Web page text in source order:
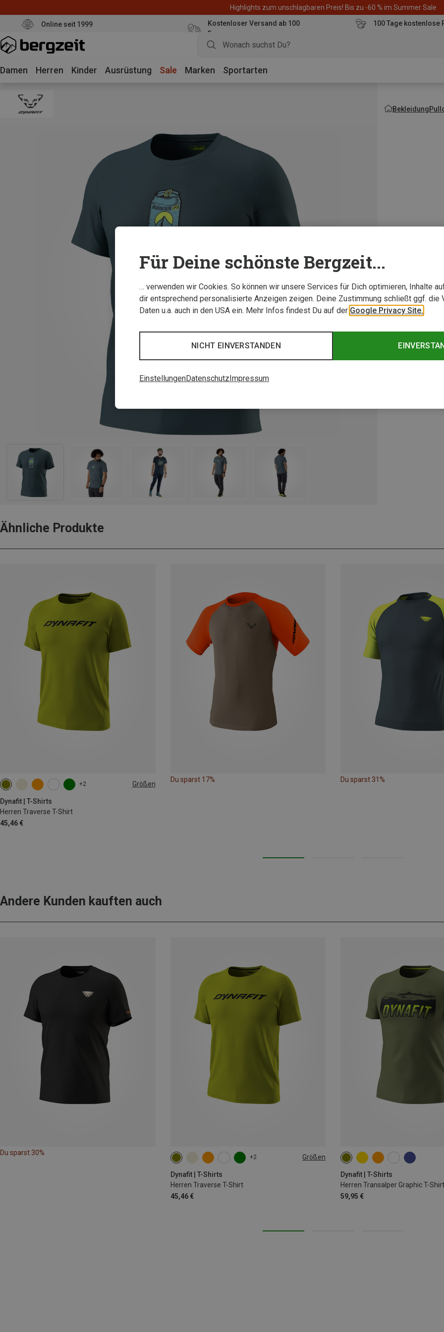
Highlights zum unschlagbaren Preis! Bis zu -60 % im Summer Sale
Online seit 1999
Kostenloser Versand ab 100
Euro
100 Tage kostenlose
Damen Herren Kinder Ausrüstung Sale Marken Sportarten
Bekleidung
Ähnliche Produkte
+2 Größen
Dynafit | T-Shirts
Herren Traverse T-Shirt
45,46 €
S L XL XXL
Du sparst 17% Du sparst 31%
Andere Kunden kauften auch
Du sparst 30%
+2 Größen
Dynafit | T-Shirts
Herren Traverse T-Shirt
45,46 €
S L XL XXL
Dynafit | T-Shirts
Herren Transalper Graphic T-Shirt
59,95 €
L XL
Für Deine schönste Bergzeit...
… verwenden wir Cookies. So können wir unsere Services für Dich optimieren, Inhalte
dir entsprechend personalisierte Anzeigen zeigen. Deine Zustimmung schließt ggf. die
Daten u.a. auch in den USA ein. Mehr Infos findest Du auf der Google Privacy Site.
NICHT EINVERSTANDEN
EinstellungenDatenschutz Impressum